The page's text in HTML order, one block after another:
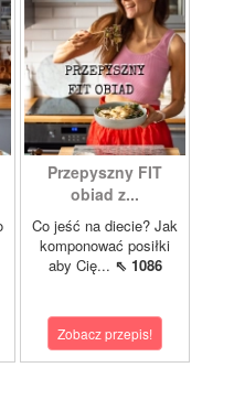
Przepyszny FIT
obiad z...
Co jeść na diecie? Jak
komponować posiłki
aby Cię... ⇖ 1086
Zobacz przepis!